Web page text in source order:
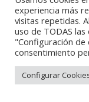
.
experiencia más
visitas repetidas.
uso de TODAS
"Configuración
consentimiento
Configurar